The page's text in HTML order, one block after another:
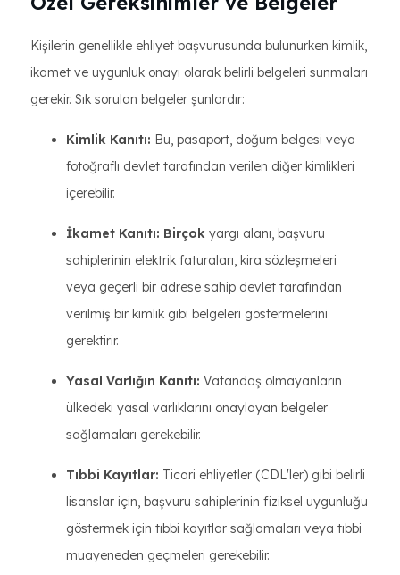
Kişilerin genellikle ehliyet başvurusunda bulunurken kimlik,
ikamet ve uygunluk onayı olarak belirli belgeleri sunmaları
gerekir. Sık sorulan belgeler şunlardır:
Kimlik Kanıtı: Bu, pasaport, doğum belgesi veya
fotoğraflı devlet tarafından verilen diğer kimlikleri
içerebilir.
İkamet Kanıtı: Birçok yargı alanı, başvuru
sahiplerinin elektrik faturaları, kira sözleşmeleri
veya geçerli bir adrese sahip devlet tarafından
verilmiş bir kimlik gibi belgeleri göstermelerini
gerektirir.
Yasal Varlığın Kanıtı: Vatandaş olmayanların
ülkedeki yasal varlıklarını onaylayan belgeler
sağlamaları gerekebilir.
Tıbbi Kayıtlar: Ticari ehliyetler (CDL'ler) gibi belirli
lisanslar için, başvuru sahiplerinin fiziksel uygunluğu
göstermek için tıbbi kayıtlar sağlamaları veya tıbbi
muayeneden geçmeleri gerekebilir.